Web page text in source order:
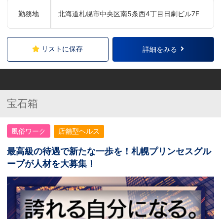
勤務地 北海道札幌市中央区南5条西4丁目日劇ビル7F
リストに保存 詳細をみる
宝石箱
風俗ワーク 店舗型ヘルス
最高級の待遇で新たな一歩を！札幌プリンセスグル
ープが人材を大募集！